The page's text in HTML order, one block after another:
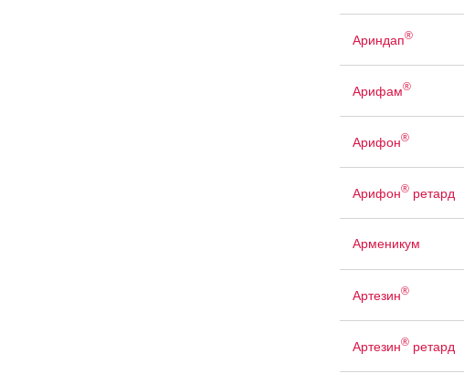
Ариндап®
Арифам®
Арифон®
Арифон®ретард
Арменикум
Артезин®
Артезин®ретард